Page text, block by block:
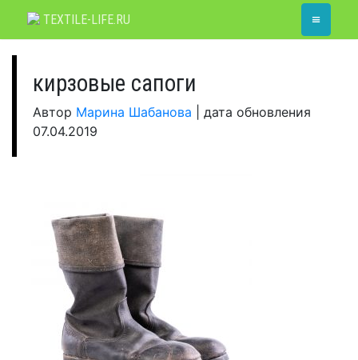
TEXTILE-LIFE.RU ≡
кирзовые сапоги
Автор Марина Шабанова
дата обновления
07.04.2019